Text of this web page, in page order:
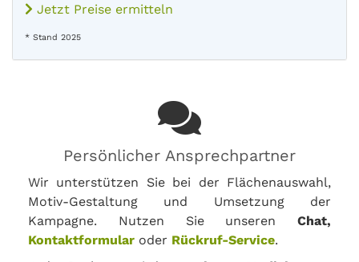
Jetzt Preise ermitteln
* Stand 2025
Persönlicher Ansprechpartner
Wir unterstützen Sie bei der Flächenauswahl,
Motiv-Gestaltung und Umsetzung der
Kampagne. Nutzen Sie unseren Chat,
Kontaktformular oder Rückruf-Service.